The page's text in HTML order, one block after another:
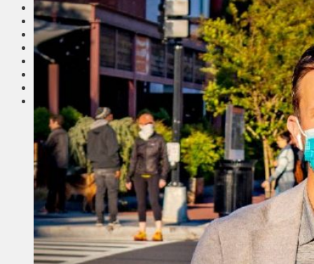
Соседи
Транспорт
Выбор читателей
Калейдоскоп
Армия
Фоторепортаж
Туризм
ЛК рекомендует
Сеньорам
Образование
Здравоохранение
Экология
Происшествия
Приграничье
Деньги
Визиты